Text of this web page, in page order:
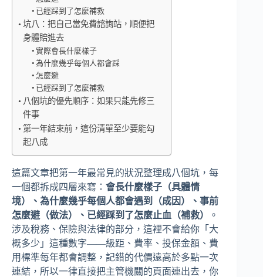
已經踩到了怎麼補救
坑八：把自己當免費諮詢站，順便把
身體賠進去
實際會長什麼樣子
為什麼幾乎每個人都會踩
怎麼避
已經踩到了怎麼補救
八個坑的優先順序：如果只能先修三
件事
第一年結束前，這份清單至少要能勾
起八成
這篇文章把第一年最常見的狀況整理成八個坑，每
一個都拆成四層來寫： 會長什麼樣子（具體情
境）、為什麼幾乎每個人都會遇到（成因）、事前
怎麼避（做法）、已經踩到了怎麼止血（補救）
。
涉及稅務、保險與法律的部分，這裡不會給你「大
概多少」這種數字——級距、費率、投保金額、費
用標準每年都會調整，記錯的代價遠高於多點一次
連結，所以一律直接把主管機關的頁面連出去，你